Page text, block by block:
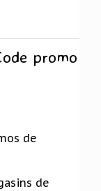
promo
de
de